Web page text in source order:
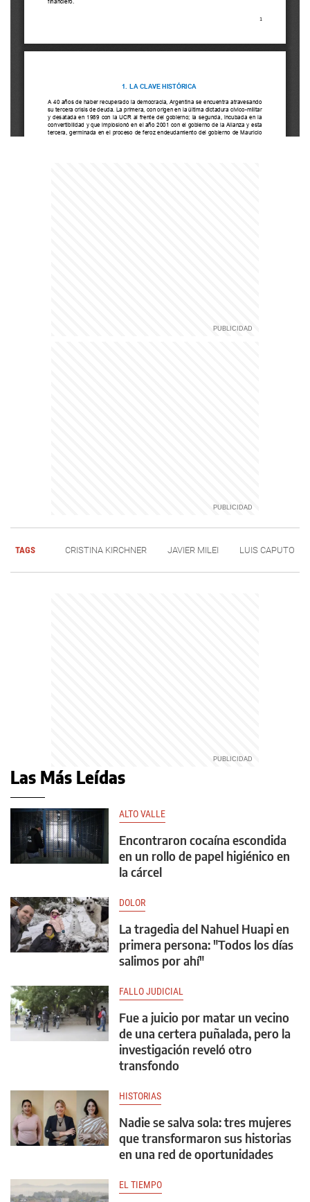
TAGS CRISTINA KIRCHNER JAVIER MILEI LUIS CAPUTO
Las Más Leídas
ALTO VALLE
Encontraron cocaína escondida
en un rollo de papel higiénico en
la cárcel
DOLOR
La tragedia del Nahuel Huapi en
primera persona: "Todos los días
salimos por ahí"
FALLO JUDICIAL
Fue a juicio por matar un vecino
de una certera puñalada, pero la
investigación reveló otro
transfondo
HISTORIAS
Nadie se salva sola: tres mujeres
que transformaron sus historias
en una red de oportunidades
EL TIEMPO